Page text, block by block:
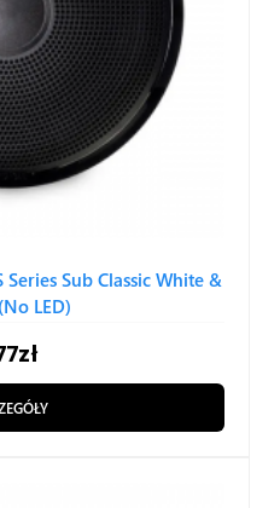
Series Sub Classic White &
LED)
zł